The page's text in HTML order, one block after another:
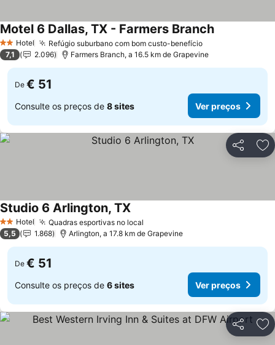
2 Estrelas
Hotel Refúgio suburbano com bom custo-benefícioVer preços
Motel 6 Dallas, TX - Farmers BranchVer preços
7,1 2.096 Farmers Branch, a 16.5 km de Grapevine
De € 51
Consulte os preços de 8 sites Ver preços
Partilhar
2 Estrelas
Hotel Quadras esportivas no local
Studio 6 Arlington, TXVer preços
5,5 1.868 Arlington, a 17.8 km de Grapevine
De € 51
Consulte os preços de 6 sites Ver preços
Partilhar